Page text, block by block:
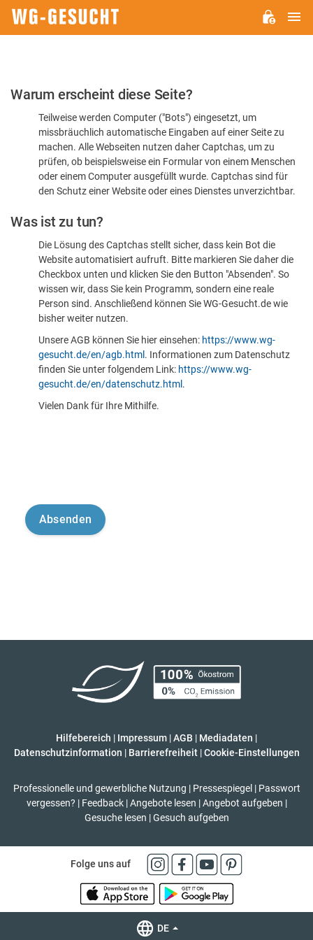
Bitte
dass
sind
Warum erscheint diese Seite?
Teilweise werden Computer ("Bots") eingesetzt, um
missbräuchlich automatische Eingaben auf einer Seite zu
machen. Alle Webseiten nutzen daher Captchas, um zu
prüfen, ob beispielsweise ein Formular von einem Menschen
oder einem Computer ausgefüllt wurde. Captchas sind für
den Schutz einer Website oder eines Dienstes unverzichtbar.
Was ist zu tun?
Die Lösung des Captchas stellt sicher, dass kein Bot die
Website automatisiert aufruft. Bitte markieren Sie daher die
Checkbox unten und klicken Sie den Button "Absenden". So
wissen wir, dass Sie kein Programm, sondern eine reale
Person sind. Anschließend können Sie WG-Gesucht.de wie
bisher weiter nutzen.
Unsere AGB können Sie hier einsehen: https://www.wg-
gesucht.de/en/agb.html . Informationen zum Datenschutz
finden Sie unter folgendem Link: https://www.wg-
gesucht.de/en/datenschutz.html .
Vielen Dank für Ihre Mithilfe.
Hilfebereich | Impressum |AGB | Mediadaten |
Datenschutzinformation | Barrierefreiheit | Cookie-Einstellungen
Professionelle und gewerbliche Nutzung | Pressespiegel | Passwort
vergessen? | Feedback | Angebote lesen | Angebot aufgeben |
Gesuche lesen | Gesuch aufgeben
Folge uns auf
DE